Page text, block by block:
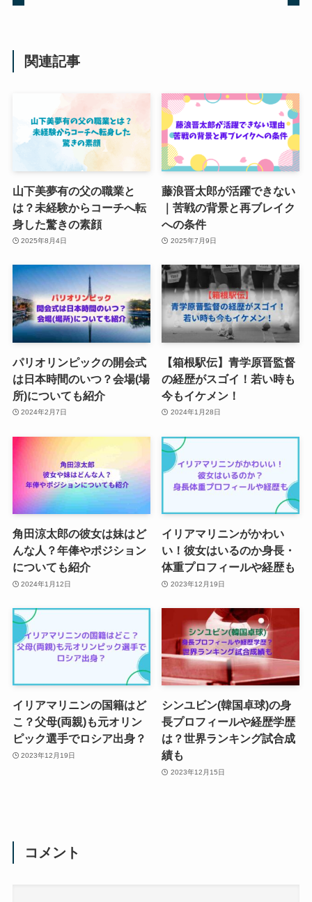
関連記事
山下美夢有の父の職業と
は？未経験からコーチへ転
身した驚きの素顔
2025年8月4日
藤浪晋太郎が活躍できない
｜苦戦の背景と再ブレイク
への条件
2025年7月9日
パリオリンピックの開会式
は日本時間のいつ？会場(場
所)についても紹介
2024年2月7日
【箱根駅伝】青学原晋監督
の経歴がスゴイ！若い時も
今もイケメン！
2024年1月28日
角田涼太郎の彼女は妹はど
んな人？年俸やポジション
についても紹介
2024年1月12日
イリアマリニンがかわい
い！彼女はいるのか身長・
体重プロフィールや経歴も
2023年12月19日
イリアマリニンの国籍はど
こ？父母(両親)も元オリン
ピック選手でロシア出身？
2023年12月19日
シンユビン(韓国卓球)の身
長プロフィールや経歴学歴
は？世界ランキング試合成
績も
2023年12月15日
コメント